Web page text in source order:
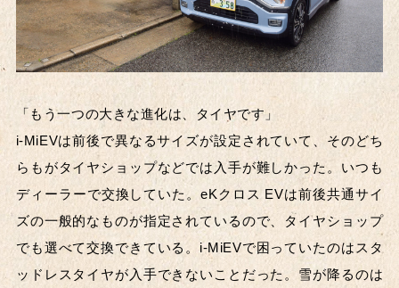
「もう一つの大きな進化は、タイヤです」
i-MiEVは前後で異なるサイズが設定されていて、そのどち
らもがタイヤショップなどでは入手が難しかった。いつも
ディーラーで交換していた。eKクロス EVは前後共通サイ
ズの一般的なものが指定されているので、タイヤショップ
でも選べて交換できている。i-MiEVで困っていたのはスタ
ッドレスタイヤが入手できないことだった。雪が降るのは